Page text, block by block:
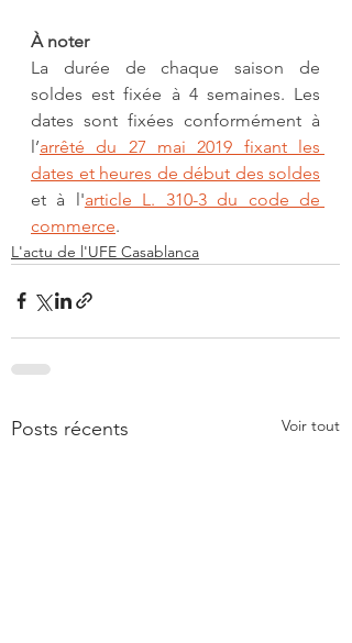
À noter
La durée de chaque saison de
soldes est fixée à 4 semaines. Les
dates sont fixées conformément à
l’arrêté du 27 mai 2019 fixant les
dates et heures de début des soldes
et à l'article L. 310-3 du code de
commerce.
L'actu de l'UFE Casablanca
Posts récents Voir tout